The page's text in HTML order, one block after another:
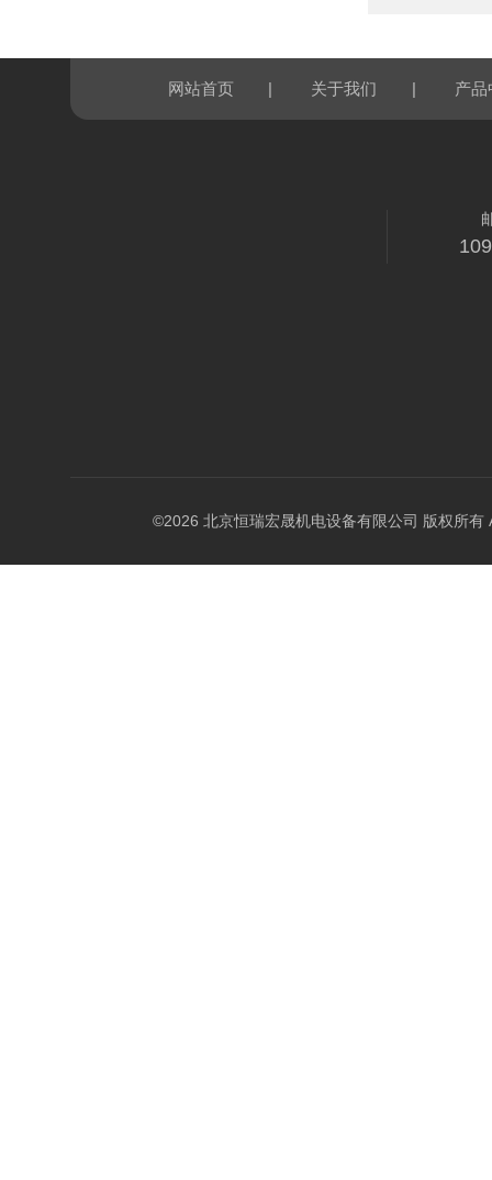
网站首页 | 关于我们 | 产品
©2026 北京恒瑞宏晟机电设备有限公司 版权所有